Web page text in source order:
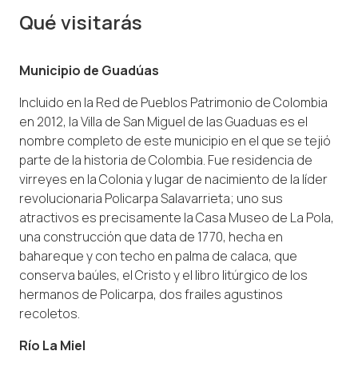
Qué visitarás
Municipio de Guadúas
Incluido en la Red de Pueblos Patrimonio de Colombia
en 2012, la Villa de San Miguel de las Guaduas es el
nombre completo de este municipio en el que se tejió
parte de la historia de Colombia. Fue residencia de
virreyes en la Colonia y lugar de nacimiento de la líder
revolucionaria Policarpa Salavarrieta; uno sus
atractivos es precisamente la Casa Museo de La Pola,
una construcción que data de 1770, hecha en
bahareque y con techo en palma de calaca, que
conserva baúles, el Cristo y el libro litúrgico de los
hermanos de Policarpa, dos frailes agustinos
recoletos.
Río La Miel